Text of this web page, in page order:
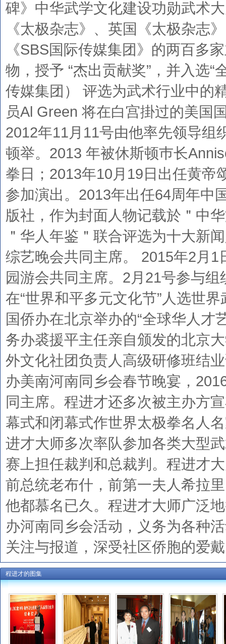
碑》中华武学文化建设功勋武术
《太极杂志》、英国《太极杂志
《SBS国际传媒集团》的两百多
物，授予 “杰出贡献奖”，并入选
传媒集团） 评选为武术行业中的
员Al Green 将在白宫掛过的美国
2012年11月11号由他率先领导组
顿举。2013 年被休斯顿巿长
拳日；2013年10月19日出任黄帝
参加演出。2013年出任64周年中
版社，作为封面人物记载於＂中
＂华人年鉴＂联合评选为十大新
综艺晚会共同主席。 2015年2月
园游会共同主席。2月21号参与
在“世界和平多元文化节”人选世
国侨办在北京举办的“全球华人才
务办裘援平主任亲自颁发的北京
外文化社团负责人高级研修班结
办美南河南同乡会春节晚宴，
同主席。程进才还多次被主办方
幕式和闭幕式作世界太极拳名人
进才大师多次率队参加各类大型
赛上担任裁判和总裁判。程进才
前总统老布什，前第一夫人希拉
他都慕名已久。程进才大师广泛
办河南同乡会活动，义务为各种
关注与报道，深受社区侨胞的爱
程进才的图集